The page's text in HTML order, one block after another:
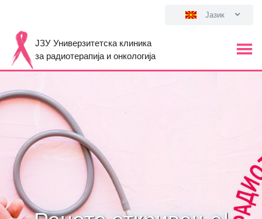
Јазик
ЈЗУ Универзитетска клиника
за радиотерапија и онкологија